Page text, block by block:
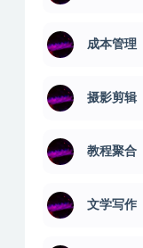
成本管理
摄影剪辑
教程聚合
文学写作